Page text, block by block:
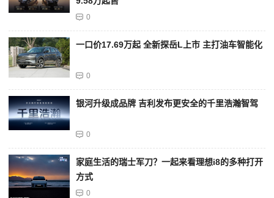
0
一口价17.69万起 全新探岳L上市 主打油车智能化
0
银河升级成品牌 吉利发布更安全的千里浩瀚智驾
0
家庭生活的瑞士军刀？一起来看理想i8的多种打开
方式
0